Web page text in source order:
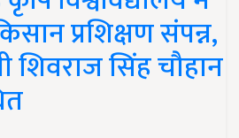
प्रशिक्षण संपन्न,
शिवराज सिंह चौहान